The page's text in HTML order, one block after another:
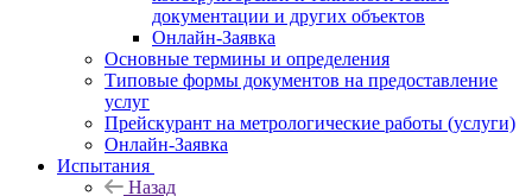
документации и других объектов
Онлайн-Заявка
Основные термины и определения
Типовые формы документов на предоставление
услуг
Прейскурант на метрологические работы (услуги)
Онлайн-Заявка
Испытания
Назад